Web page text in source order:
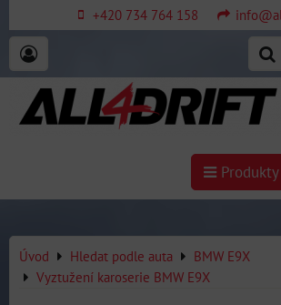
+420 734 764 158
Produkty
Úvod Hledat podle auta
BMW E9X
Vyztužení karoserie BMW E9X